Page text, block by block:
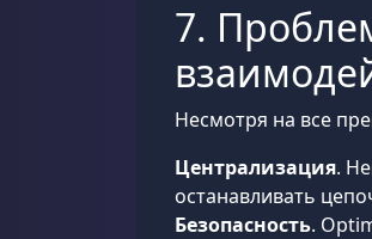
7.
Несмотря на все
Централизация.
останавливать
Безопасность.